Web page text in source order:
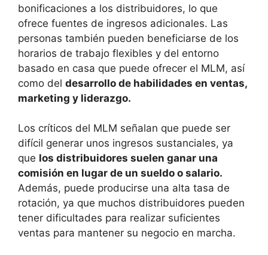
bonificaciones a los distribuidores, lo que
ofrece fuentes de ingresos adicionales. Las
personas también pueden beneficiarse de los
horarios de trabajo flexibles y del entorno
basado en casa que puede ofrecer el MLM, así
como del desarrollo de habilidades en ventas,
marketing y liderazgo.
Los críticos del MLM señalan que puede ser
difícil generar unos ingresos sustanciales, ya
que los distribuidores suelen ganar una
comisión en lugar de un sueldo o salario.
Además, puede producirse una alta tasa de
rotación, ya que muchos distribuidores pueden
tener dificultades para realizar suficientes
ventas para mantener su negocio en marcha.